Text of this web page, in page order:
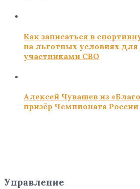
Как записаться в
на льготных условиях для
участниками СВО
Алексей Чувашев из
призёр Чемпионата
Управление